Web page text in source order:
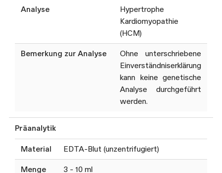
Deletions- und
Duplikationsanalysen (MLPA),
Zusammenstellung eines
Gen-Panels gemäss klinischer
Fragestellung. Die
ausgewerteten Gen-Panels
werden regelmässig an den
aktuellen Stand der
Wissenschaft angepasst.
Diese Analyse wird i.d.R. nur
Krankenversicherung oder
Analyse
Hypertrophe
Kardiomyopathie
(HCM)
Bemerkung zur Analyse
Ohne unterschriebene
Einverständniserklärung
kann keine genetische
Analyse durchgeführt
werden.
Präanalytik
Material EDTA-Blut (unzentrifugiert)
Menge 3 - 10 ml